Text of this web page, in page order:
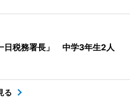
日税務署長」 中学3年生2人
る